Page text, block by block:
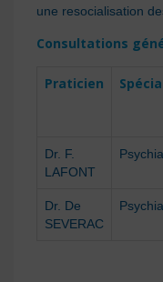
une resocialisation
Consultations
Praticien
Dr. F.
LAFONT
Dr. De
SEVERAC